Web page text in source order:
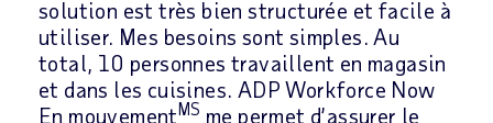
solution est très bien structurée et facile à
utiliser. Mes besoins sont simples. Au
total, 10 personnes travaillent en magasin
et dans les cuisines. ADP Workforce Now
En mouvement MS me permet d’assurer le